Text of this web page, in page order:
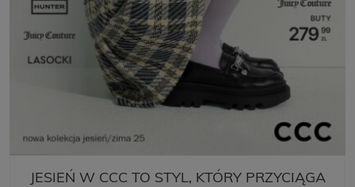
JESIEŃ W CCC TO STYL, KTÓRY PRZYCIĄGA